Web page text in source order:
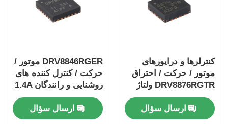
کنترلرها و درایورهای
موتور / حرکت / احتراق
DRV8876RGTR ولتاژ
40 ولت 3.5 آمپر درایور
موتور H-bridge با I
ارسال سؤال
DRV8846RGER موتور /
حرکت / کنترل کننده های
روشنایی و رانندگان 1.4A
Bipolar Stpr Mo Tor
Driver ارسال سؤال